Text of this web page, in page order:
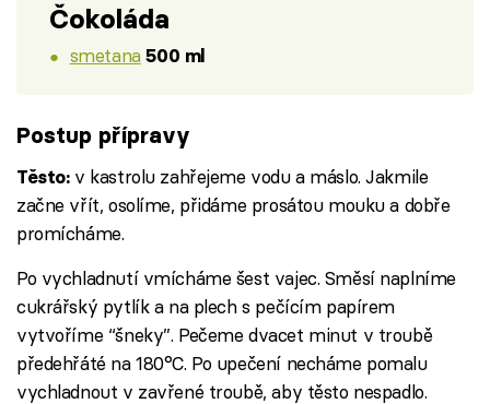
Čokoláda
smetana 500 ml
Postup přípravy
Těsto:v kastrolu zahřejeme vodu a máslo. Jakmile
začne vřít, osolíme, přidáme prosátou mouku a dobře
promícháme.
Po vychladnutí vmícháme šest vajec. Směsí naplníme
cukrářský pytlík a na plech s pečícím papírem
vytvoříme “šneky”. Pečeme dvacet minut v troubě
předehřáté na 180°C. Po upečení necháme pomalu
vychladnout v zavřené troubě, aby těsto nespadlo.